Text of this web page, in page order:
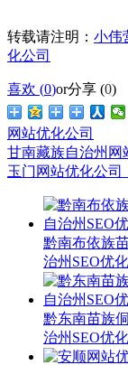
转载请注明： 小伟
化公司
喜欢 (0)or分享 (0)
网站优化公司
甘南藏族自治州网
玉门网站优化公司
黔南布依族
治州SEO优
黔东南苗族
治州SEO优